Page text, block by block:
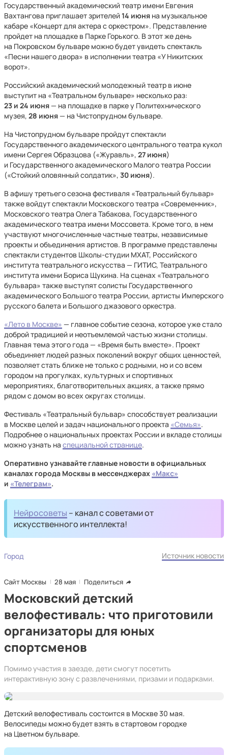
Государственный академический театр имени Евгения
Вахтангова приглашает зрителей14 июня на музыкальное
кабаре «Концерт для актера с оркестром». Представление
пройдет на площадке в Парке Горького. В этот же день
на Покровском бульваре можно будет увидеть спектакль
«Песни нашего двора» в исполнении театра «У Никитских
ворот».
Российский академический молодежный театр в июне
выступит на «Театральном бульваре» несколько раз:
23 и 24 июня— на площадке в парке у Политехнического
музея, 28 июня— на Чистопрудном бульваре.
На Чистопрудном бульваре пройдут спектакли
Государственного академического центрального театра кукол
имени Сергея Образцова («Журавль», 27 июня)
и Государственного академического Малого театра России
(«Стойкий оловянный солдатик», 30 июня).
В афишу третьего сезона фестиваля «Театральный бульвар»
также войдут спектакли Московского театра «Современник»,
Московского театра Олега Табакова, Государственного
академического театра имени Моссовета. Кроме того, в нем
участвуют многочисленные частные театры, независимые
проекты и объединения артистов. В программе представлены
спектакли студентов Школы-студии МХАТ, Российского
института театрального искусства — ГИТИС, Театрального
института имени Бориса Щукина. На сценах «Театрального
бульвара» также выступят солисты Государственного
академического Большого театра России, артисты Имперского
русского балета и Большого джазового оркестра.
«Лето в Москве» — главное событие сезона, которое уже стало
доброй традицией и неотъемлемой частью жизни столицы.
Главная тема этого года — «Время быть вместе». Проект
объединяет людей разных поколений вокруг общих ценностей,
позволяет стать ближе не только с родными, но и со всем
городом на прогулках, культурных и спортивных
мероприятиях, благотворительных акциях, а также прямо
рядом с домом во всех округах столицы.
Фестиваль «Театральный бульвар» способствует реализации
в Москве целей и задач национального проекта «Семья».
Подробнее о национальных проектах России и вкладе столицы
можно узнать на специальной странице.
Оперативно узнавайте главные новости в официальных
каналах города Москвы в мессенджерах «Макс»
и «Телеграм».
Нейросоветы – канал с советами от
искусственного интеллекта!
Город Источник новости
Сайт Москвы 28 мая Поделиться
Московский детский
велофестиваль: что приготовили
организаторы для юных
спортсменов
Помимо участия в заезде, дети смогут посетить
интерактивную зону с развлечениями, призами и подарками.
Детский велофестиваль состоится в Москве 30 мая.
Велосипеды можно будет взять в стартовом городке
на Цветном бульваре.